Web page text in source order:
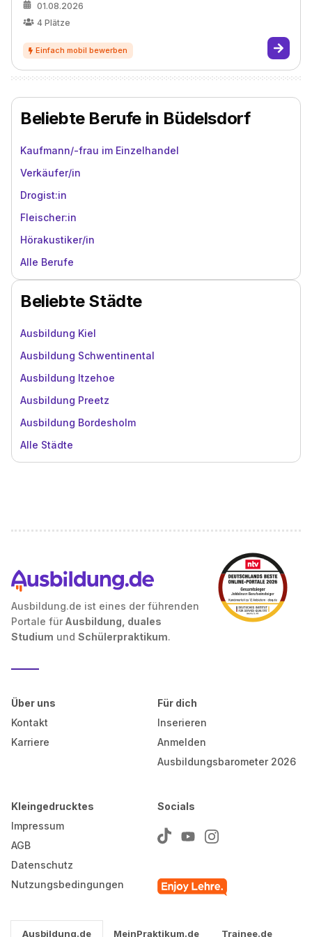
01.08.2026
4 Plätze
Beliebte Berufe in Büdelsdorf
Kaufmann/-frau im Einzelhandel
Verkäufer/in
Drogist:in
Fleischer:in
Hörakustiker/in
Alle Berufe
Beliebte Städte
Ausbildung Kiel
Ausbildung Schwentinental
Ausbildung Itzehoe
Ausbildung Preetz
Ausbildung Bordesholm
Alle Städte
Ausbildung.de ist eines der führenden
Portale für Ausbildung, duales
Studium und Schülerpraktikum.
Über uns
Kontakt
Karriere
Für dich
Inserieren
Anmelden
Ausbildungsbarometer 2026
Kleingedrucktes
Impressum
AGB
Datenschutz
Nutzungsbedingungen
Socials
Ausbildung.de MeinPraktikum.de Trainee.de